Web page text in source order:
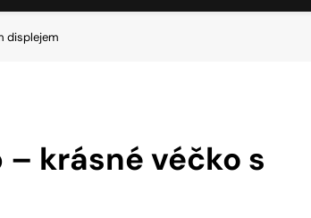
displejem
– krásné véčko s